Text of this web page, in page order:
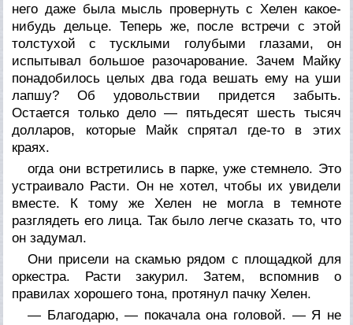
него даже была мысль провернуть с Хелен какое-
нибудь дельце. Теперь же, после встречи с этой
толстухой с тусклыми голубыми глазами, он
испытывал большое разочарование. Зачем Майку
понадобилось целых два года вешать ему на уши
лапшу? Об удовольствии придется забыть.
Остается только дело — пятьдесят шесть тысяч
долларов, которые Майк спрятал где-то в этих
краях.
огда они встретились в парке, уже стемнело. Это
устраивало Расти. Он не хотел, чтобы их увидели
вместе. К тому же Хелен не могла в темноте
разглядеть его лица. Так было легче сказать то, что
он задумал.
Они присели на скамью рядом с площадкой для
оркестра. Расти закурил. Затем, вспомнив о
правилах хорошего тона, протянул пачку Хелен.
— Благодарю, — покачала она головой. — Я не